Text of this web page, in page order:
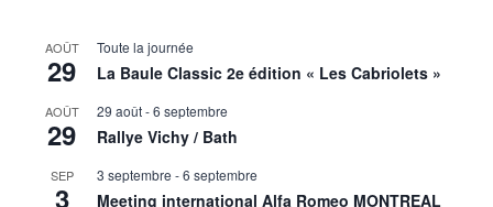
AOÛT
29
Toute la journée
La Baule Classic 2e édition « Les Cabriolets »
AOÛT
29
29 août-6 septembre
Rallye Vichy / Bath
SEP
3
3 septembre -6 septembre
Meeting international Alfa Romeo MONTREAL